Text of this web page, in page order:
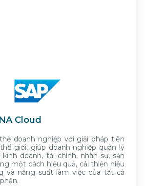
Quản trị tổng thể doanh
tảng điện toán đám mây
dụng bởi 38.000+ doanh